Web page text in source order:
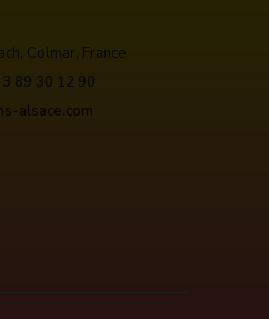
Colmar, France
89 30 12 90
alsace.com